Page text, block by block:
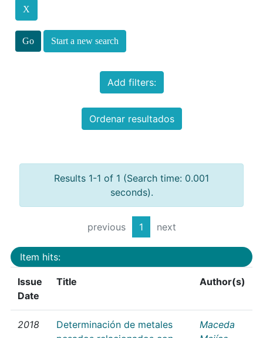
Start a new search
Add filters:
Ordenar resultados
Results 1-1 of 1 (Search time: 0.001
seconds).
previous 1 next
Item hits:
Issue
Date
Title Author(s)
2018
Determinación de metales
Maceda